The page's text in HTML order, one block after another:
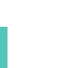
天小易学姐就给大